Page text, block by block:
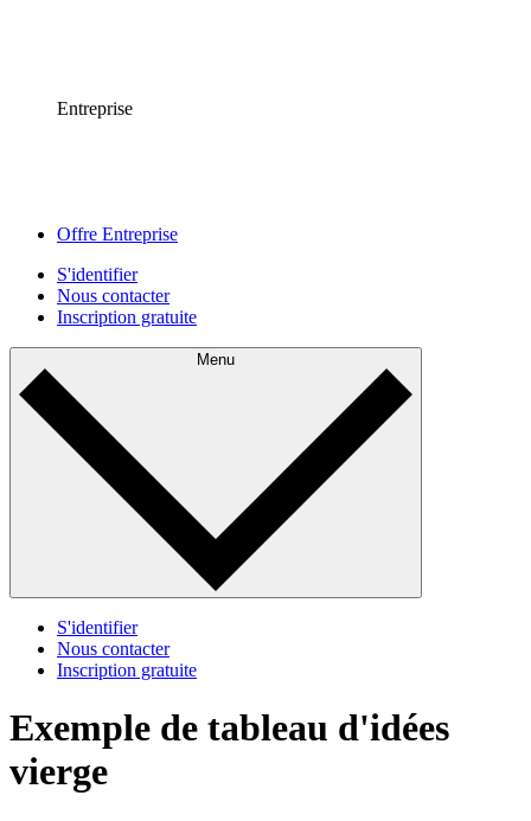
Entreprise
Offre Entreprise
S'identifier
Nous contacter
Inscription gratuite
Menu
S'identifier
Nous contacter
Inscription gratuite
Exemple de tableau d'idées
vierge